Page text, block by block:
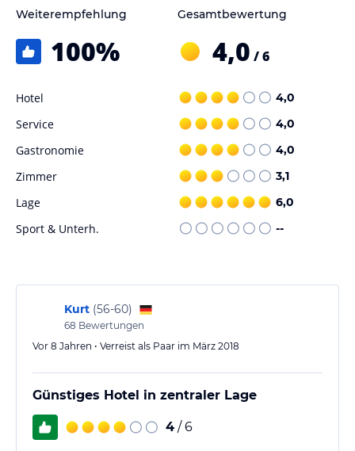
Sport und Unterhaltung
Das Hotel bietet keine speziellen Sport- und Freizeitangebote.
Angaben ohne Gewähr. Bitte lies vor der Buchung die
verbindlichen
des jeweiligen Veranstalters.
Weiterempfehlung
100%
Gesamtbewertung
4,0 / 6
Hotel 4,0
Service 4,0
Gastronomie 4,0
Zimmer 3,1
Lage 6,0
Sport & Unterh. --
Kurt (56-60)
68 Bewertungen
Vor 8 Jahren • Verreist als Paar im März 2018
Günstiges Hotel in zentraler Lage
4 / 6